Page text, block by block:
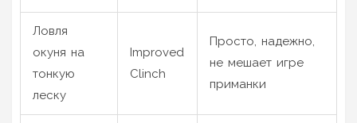
Ловля
окуня на
тонкую
леску
Improved
Clinch
Просто, надежно,
не мешает игре
приманки